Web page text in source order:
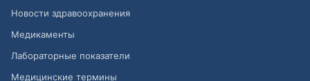
Новости здравоохранения
Медикаменты
Лабораторные показатели
Медицинские термины